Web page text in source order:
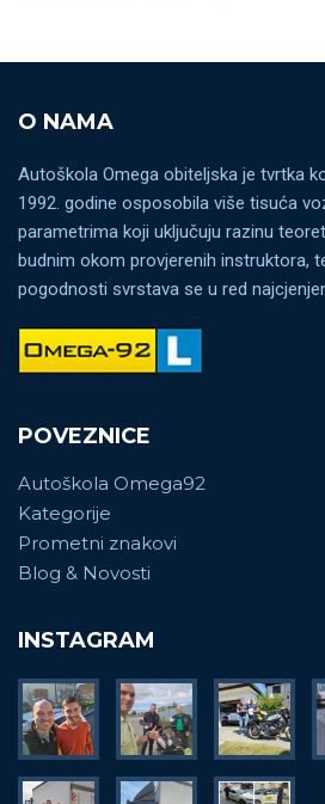
O NAMA
Autoškola Omega obiteljska je tvrtka
1992. godine osposobila više tisuća
parametrima koji uključuju razinu
budnim okom provjerenih instruktora,
pogodnosti svrstava se u red
POVEZNICE
Autoškola Omega92
Kategorije
Prometni znakovi
Blog & Novosti
INSTAGRAM